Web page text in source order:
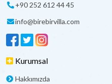
+90 252 612 44 45
info@birebirvilla.com
Kurumsal
Hakkımızda